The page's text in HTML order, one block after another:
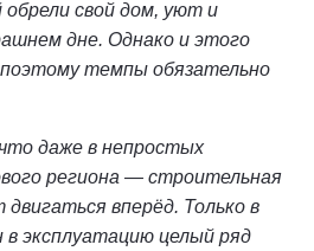
свой дом, уют и
дне. Однако и этого
темпы обязательно
даже в непростых
региона — строительная
вперёд. Только в
в эксплуатацию целый ряд